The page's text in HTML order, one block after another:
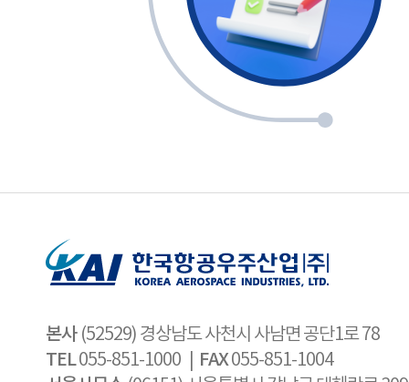
본사 (52529) 경상남도 사천시 사남면 공단1로 78
TEL055-851-1000 | FAX055-851-1004